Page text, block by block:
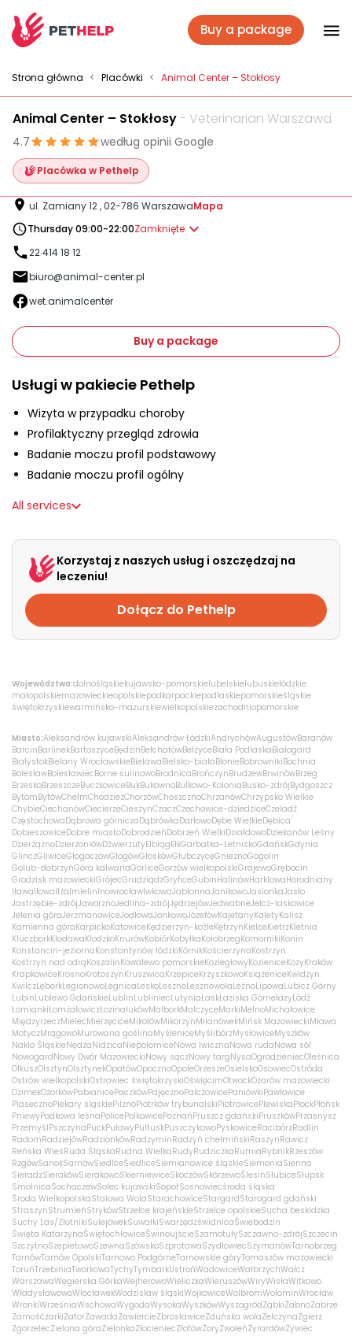
+48 790 277 277
PL
Veterinary packages
Insurance
For companies
About us
Vet branches
Buy a package
Strona główna < Placówki < Animal Center – Stokłosy
Animal Center – Stokłosy- Veterinarian Warszawa
4.7 według opinii Google
Placówka w Pethelp
ul. Zamiany 12 , 02-786 WarszawaMapa
Thursday 09:00-22:00Zamknięte
22 414 18 12
biuro@animal-center.pl
wet.animalcenter
Buy a package
Usługi w pakiecie Pethelp
Wizyta w przypadku choroby
Profilaktyczny przegląd zdrowia
Badanie moczu profil podstawowy
Badanie moczu profil ogólny
All services
Korzystaj z naszych usług i oszczędzaj na
leczeniu!
Dołącz do Pethelp
Województwa:dolnośląskiekujawsko-pomorskielubelskielubuskiełódzkie
małopolskiemazowieckieopolskiepodkarpackiepodlaskiepomorskieśląskie
świętokrzyskiewarmińsko-mazurskiewielkopolskiezachodniopomorskie
Miasto:Aleksandrów kujawskiAleksandrów ŁódzkiAndrychówAugustówBaranów
BarcinBarlinekBartoszyceBędzinBełchatówBełżyceBiała PodlaskaBiałogard
BiałystokBielany WrocławskieBielawaBielsko-białaBłonieBobrownikiBochnia
BolesławBolesławiecBorne sulinowoBrodnicaBrończynBrudzewBrwinówBrzeg
BrzeskoBrzeszczeBuczkowiceBukBukownoBulkowo-KoloniaBusko-zdrójBydgoszcz
BytomBytówChełmChodzieżChorzówChoszcznoChrzanówChrzypsko Wielkie
ChybieCiechanówCiecierzeCieszynCzaczCzechowice-dziedziceCzeladź
CzęstochowaDąbrowa górniczaDąbrówkaDarłowoDębe WielkieDębica
DobieszowiceDobre miastoDobrodzieńDobrzeń WielkiDziałdowoDziekanów Leśny
DzierżążnoDzierżoniówDźwierzutyElblągEłkGarbatka-LetniskoGdańskGdynia
GlinczGliwiceGłogoczówGłogówGłoskówGłubczyceGnieznoGogolin
Golub-dobrzyńGóra kalwariaGorliceGorzów wielkopolskiGrajewoGrębocin
Grodzisk mazowieckiGrójecGrudziądzGryficeGubinHalinówHarklowaHorodniany
IławaIłowaIłżaImielinInowrocławIwkowaJabłonnaJanikowoJasionkaJasło
Jastrzębie-zdrójJaworznoJedlina-zdrójJędrzejówJedwabneJelcz-laskowice
Jelenia góraJerzmanowiceJodłowaJonkowoJózefówKajetanyKaletyKalisz
Kamienna góraKarpickoKatowiceKędzierzyn-koźleKętrzynKielceKietrzKletnia
KluczborkKłodawaKłodzkoKnurówKobiórKobyłkaKołobrzegKomornikiKonin
Konstancin-jeziornaKonstantynów łódzkiKórnikKościerzynaKostrzyn
Kostrzyn nad odrąKoszalinKowalewo pomorskieKoziegłowyKozieniceKozyKraków
KrapkowiceKrosnoKrotoszynKruszwicaKrzepiceKrzyszkowoKsiążeniceKwidzyn
KwilczLęborkLegionowoLegnicaLeskoLesznoLesznowolaLeźnoLipowaLubicz Górny
LubinLublewo GdańskieLublinLubliniecLutyniaŁaskŁaziska GórnełazyŁódź
ŁomiankiŁomżałowiczŁozinałukówMalborkMalczyceMarkiMełnoMichałowice
MiędzyrzeczMielecMierzęciceMikołówMikorzynMilanówekMińsk MazowieckiMława
MotyczMrągowoMurowana goślinaMyśleniceMyślibórzMysłowiceMyszków
Nakło ŚląskieNędzaNidzicaNiepołomiceNowa IwicznaNowa rudaNowa sól
NowogardNowy Dwór MazowieckiNowy sączNowy targNysaOgrodzieniecOleśnica
OlkuszOlsztynOlsztynekOpatówOpocznoOpoleOrzeszeOsielskoOsowiecOstróda
Ostrów wielkopolskiOstrowiec świętokrzyskiOświęcimOtwockOżarów mazowiecki
OzimekOzorkówPabianicePaczkówPajęcznoPalczowicePaniówkiPawłowice
PiasecznoPiekary śląskiePilznoPiotrków trybunalskiPiotrowicePlewiskaPłockPłońsk
PniewyPodkowa leśnaPolicePolkowicePoznańPruszcz gdańskiPruszkówPrzasnysz
PrzemyślPszczynaPuckPuławyPułtuskPuszczykowoPyskowiceRacibórzRadlin
RadomRadziejówRadzionkówRadzyminRadzyń chełmińskiRaszynRawicz
Reńska WieśRuda ŚląskaRudna WielkaRudyRudziczkaRumiaRybnikRzeszów
RzgówSanokSarnówSiedlceSiedliceSiemianowice śląskieSiemoniaSienno
SieradzSierakówSierakowoSkierniewiceSkoczówSkórzewoŚlesinSłubiceSłupsk
SmolnicaSochaczewSolec kujawskiSopotSosnowiecśroda śląska
Środa WielkopolskaStalowa WolaStarachowiceStargardStarogard gdański
StraszynStrumieńStrykówStrzelce krajeńskieStrzelce opolskieSucha beskidzka
Suchy Las/ZłotnikiSulejówekSuwałkiSwarzędzświdnicaŚwiebodzin
Święta KatarzynaŚwiętochłowiceŚwinoujścieSzamotułySzczawno-zdrójSzczecin
SzczytnoSzepietowoSzewnaSzówskoSzprotawaSzydłowiecSzymanówTarnobrzeg
TarnówTarnów OpolskiTarnowo PodgórneTarnowskie góryTomaszów mazowiecki
ToruńTrzebiniaTworkowaTychyTymbarkUstrońWadowiceWałbrzychWałcz
WarszawaWęgierska GórkaWejherowoWieliczkaWieruszówWiryWisłaWitkowo
WładysławowoWłocławekWodzisław śląskiWojkowiceWolbromWołominWrocław
WronkiWrześniaWschowaWygodaWysokaWyszkówWyszogródZąbkiŻabnoZabrze
ZamośćżarkiZatorZawadaZawiercieZbrosławiceZduńska wolaZelczynaZgierz
ZgorzelecZielona góraZielonkaZłocieniecZłotówŻoryZwoleńŻyrardówŻywiec